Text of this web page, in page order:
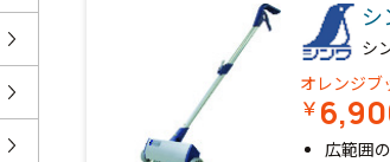
シ
オレンジブ
￥
広範囲